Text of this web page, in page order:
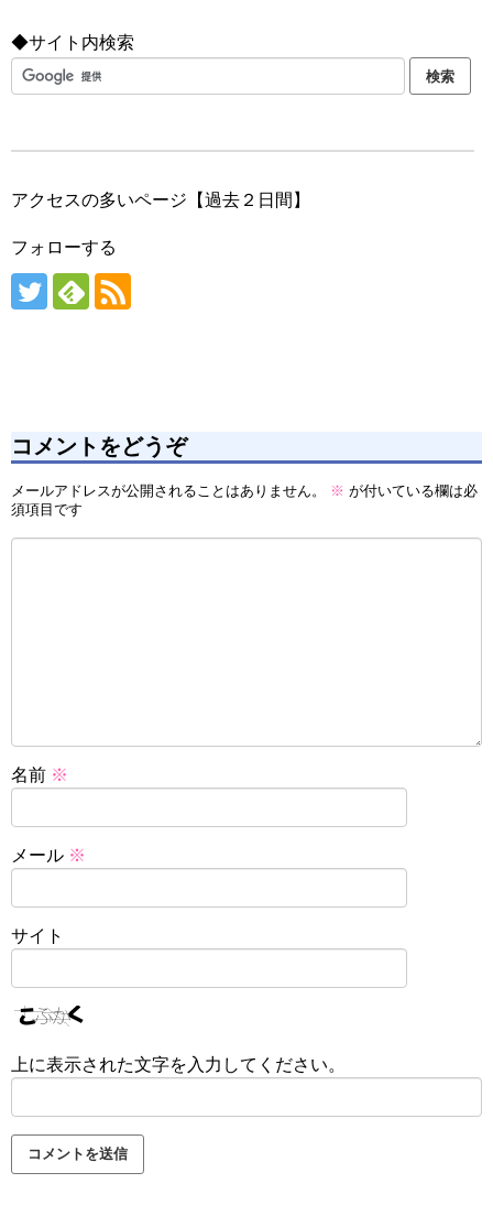
◆サイト内検索
アクセスの多いページ【過去２日間】
フォローする
コメントをどうぞ
メールアドレスが公開されることはありません。 ※ が付いている欄は必
須項目です
名前 ※
メール ※
サイト
上に表示された文字を入力してください。